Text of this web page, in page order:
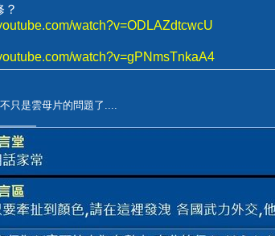
watch?v=ODLAZdtcwcU
watch?v=gPNmsTnkaA4
只是雲母片的問題了....